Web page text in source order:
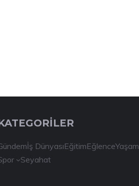
İş DünyasıEğitimEğlenceYaşam
Seyahat